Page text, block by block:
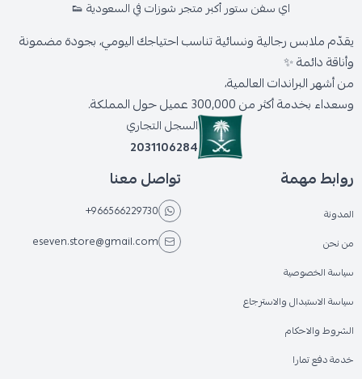
اي سفن ستور أكبر متجر شوزات في السعودية 👟
يقدّم ملابس رجالية ونسائية تناسب احتياجك اليومي، بجودة مضمونة
وأناقة دائمة ✨
من أشهر البراندات العالمية،
وسعداء بخدمة أكثر من 300,000 عميل حول المملكة.
السجل التجاري
2031106284
روابط مهمة
المدونة
من نحن
سياسة الخصوصية
سياسة الاستبدال والاسترجاع
الشروط والاحكام
خدمة دفع تمارا
تواصل معنا
+966566229730
eseven.store@gmail.com